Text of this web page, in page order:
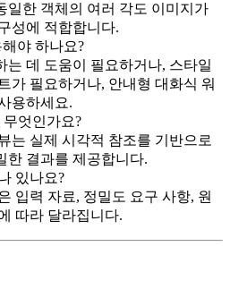
일한 객체의 여러 각도 이미지가
성에 적합합니다.
야 하나요?
는 데 도움이 필요하거나, 스타일
가 필요하거나, 안내형 대화식 워
용하세요.
무엇인가요?
는 실제 시각적 참조를 기반으로
한 결과를 제공합니다.
있나요?
입력 자료, 정밀도 요구 사항, 원
따라 달라집니다.